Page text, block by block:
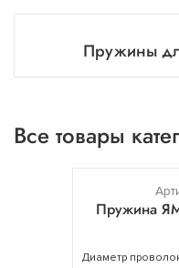
Пружины
Все товары
Пружина
Диаметр